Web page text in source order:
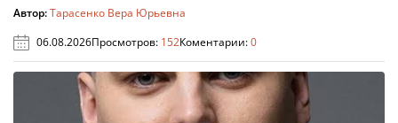
Автор:Тарасенко Вера Юрьевна
06.08.2026Просмотров: 152Коментарии:0